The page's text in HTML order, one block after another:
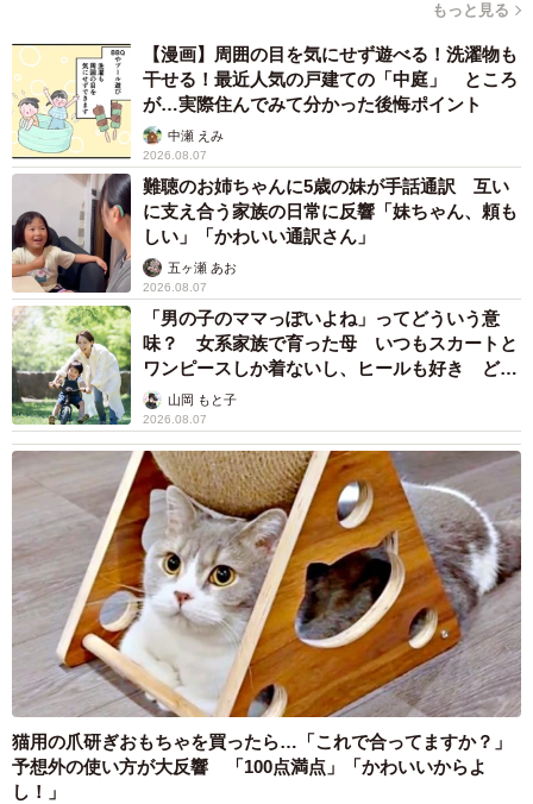
もっと見る
【漫画】周囲の目を気にせず遊べる！洗濯物も
干せる！最近人気の戸建ての「中庭」 ところ
が…実際住んでみて分かった後悔ポイント
中瀬 えみ
2026.08.07
難聴のお姉ちゃんに5歳の妹が手話通訳 互い
に支え合う家族の日常に反響「妹ちゃん、頼も
しい」「かわいい通訳さん」
五ヶ瀬 あお
2026.08.07
「男の子のママっぽいよね」ってどういう意
味？ 女系家族で育った母 いつもスカートと
ワンピースしか着ないし、ヒールも好き どの
へんが…
山岡 もと子
2026.08.07
猫用の爪研ぎおもちゃを買ったら…「これで合ってますか？」
予想外の使い方が大反響 「100点満点」「かわいいからよ
し！」